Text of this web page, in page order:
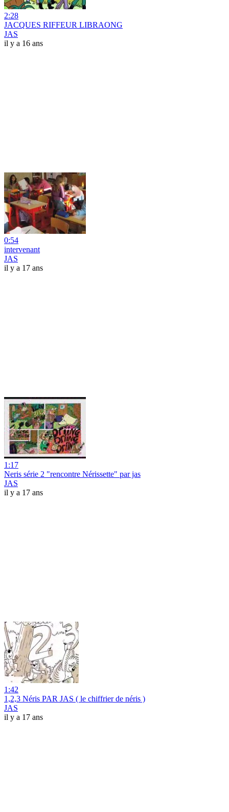
2:28
JACQUES RIFFEUR LIBRAONG
JAS
il y a 16 ans
0:54
intervenant
JAS
il y a 17 ans
1:17
Neris série 2 "rencontre Nérissette" par jas
JAS
il y a 17 ans
1:42
1,2,3 Néris PAR JAS ( le chiffrier de néris )
JAS
il y a 17 ans